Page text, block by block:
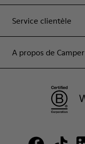
Service clientèle
A propos de Camper